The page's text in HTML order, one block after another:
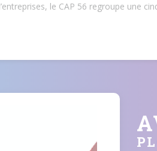
le CAP 56 regroupe une